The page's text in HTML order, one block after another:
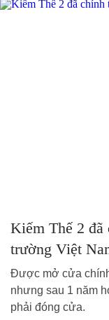
Kiếm Thế 2 đã
trường Việt
Được mở cửa
nhưng sau 1 năm
phải đóng cửa.